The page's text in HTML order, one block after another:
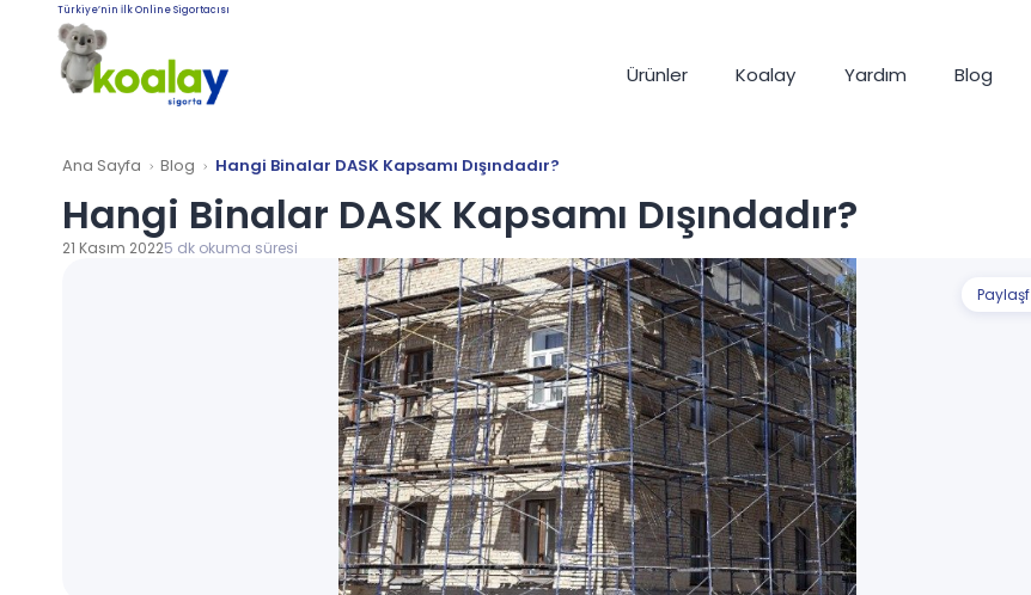
Türkiye’nin İlk Online Sigortacısı
Ürünler Koalay Yardım Blog
Ana Sayfa Blog Hangi Binalar DASK Kapsamı Dışındadır?
Hangi Binalar DASK Kapsamı Dışındadır?
21 Kasım 20225 dk okuma süresi
Paylaşf